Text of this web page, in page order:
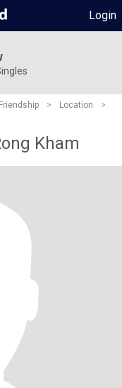
Login
Friendship > Location
>
Kham